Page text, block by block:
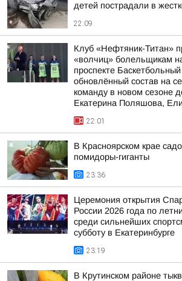
детей пострадали в
22:09
Клуб «Нефтяник-Титан»
«волчиц» болельщикам
проспекте
обновлённый состав на
команду в новом сезоне
Екатерина Поляшова,
22:01
В Красноярском крае
помидоры-гиганты
23:36
Церемония открытия
России 2026 года по
среди сильнейших
субботу в Екатеринбурге
23:19
В Крутинском районе